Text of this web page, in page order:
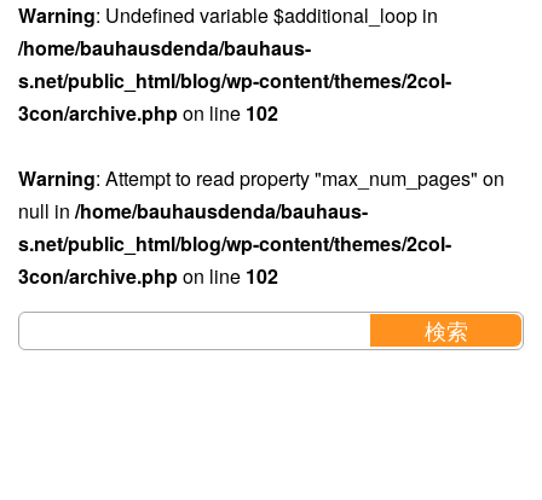
Warning: Undefined variable $additional_loop in
/home/bauhausdenda/bauhaus-
s.net/public_html/blog/wp-content/themes/2col-
3con/archive.phpon line 102
Warning: Attempt to read property "max_num_pages" on
null in /home/bauhausdenda/bauhaus-
s.net/public_html/blog/wp-content/themes/2col-
3con/archive.phpon line 102